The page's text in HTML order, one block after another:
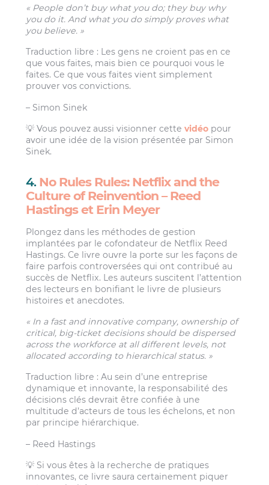
« People don’t buy what you do; they buy why
you do it. And what you do simply proves what
you believe. »
Traduction libre : Les gens ne croient pas en ce
que vous faites, mais bien ce pourquoi vous le
faites. Ce que vous faites vient simplement
prouver vos convictions.
– Simon Sinek
💡 Vous pouvez aussi visionner cettevidéo pour
avoir une idée de la vision présentée par Simon
Sinek.
4. No Rules Rules: Netflix and the
Culture of Reinvention – Reed
Hastings et Erin Meyer
Plongez dans les méthodes de gestion
implantées par le cofondateur de Netflix Reed
Hastings. Ce livre ouvre la porte sur les façons de
faire parfois controversées qui ont contribué au
succès de Netflix. Les auteurs suscitent l’attention
des lecteurs en bonifiant le livre de plusieurs
histoires et anecdotes.
« In a fast and innovative company, ownership of
critical, big-ticket decisions should be dispersed
across the workforce at all different levels, not
allocated according to hierarchical status. »
Traduction libre : Au sein d’une entreprise
dynamique et innovante, la responsabilité des
décisions clés devrait être confiée à une
multitude d’acteurs de tous les échelons, et non
par principe hiérarchique.
– Reed Hastings
💡 Si vous êtes à la recherche de pratiques
innovantes, ce livre saura certainement piquer